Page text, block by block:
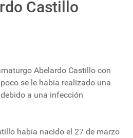
Castillo
Abelardo Castillo con
se le había realizado una
a una infección
había nacido el 27 de marzo